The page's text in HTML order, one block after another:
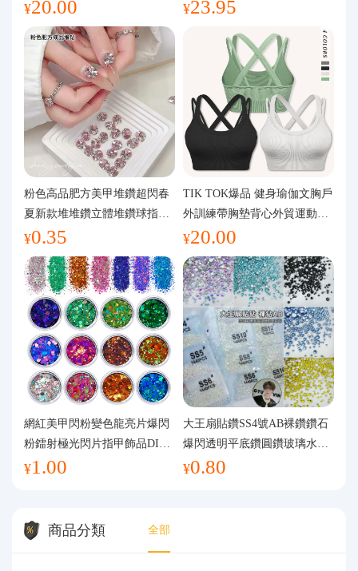
關於我們
伽服女
¥20.00
運動文胸
¥23.95
粉色高品肥方美甲堆鑽超閃春
夏新款堆堆鑽立體堆鑽球指甲
裝飾品
¥0.35
TIK TOK爆品 健身瑜伽文胸戶
外訓練帶胸墊背心外貿運動瑜
伽服女
¥20.00
網紅美甲閃粉變色龍亮片爆閃
粉鐳射極光閃片指甲飾品DIY
手工流麻
¥1.00
大王扇貼鑽SS4號AB裸鑽鑽石
爆閃透明平底鑽圓鑽玻璃水鑽
美甲鑽飾
¥0.80
商品分類 全部